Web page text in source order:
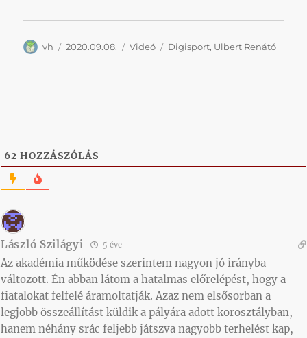
Szerző
vh Közzétéve
2020.09.08. Kategória
Videó Címke
Digisport, Ulbert Renátó
62 HOZZÁSZÓLÁS
László Szilágyi 5 éve
Az akadémia működése szerintem nagyon jó irányba
változott. Én abban látom a hatalmas előrelépést, hogy a
fiatalokat felfelé áramoltatják. Azaz nem elsősorban a
legjobb összeállítást küldik a pályára adott korosztályban,
hanem néhány srác feljebb játszva nagyobb terhelést kap,